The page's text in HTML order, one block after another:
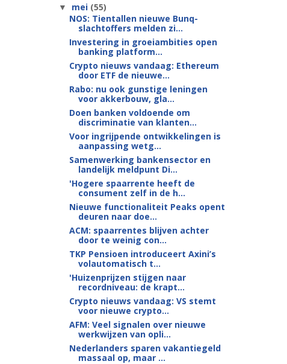
▼ mei (55)
NOS: Tientallen nieuwe Bunq-
slachtoffers melden zi...
Investering in groeiambities open
banking platform...
Crypto nieuws vandaag: Ethereum
door ETF de nieuwe...
Rabo: nu ook gunstige leningen
voor akkerbouw, gla...
Doen banken voldoende om
discriminatie van klanten...
Voor ingrijpende ontwikkelingen is
aanpassing wetg...
Samenwerking bankensector en
landelijk meldpunt Di...
'Hogere spaarrente heeft de
consument zelf in de h...
Nieuwe functionaliteit Peaks opent
deuren naar doe...
ACM: spaarrentes blijven achter
door te weinig con...
TKP Pensioen introduceert Axini’s
volautomatisch t...
'Huizenprijzen stijgen naar
recordniveau: de krapt...
Crypto nieuws vandaag: VS stemt
voor nieuwe crypto...
AFM: Veel signalen over nieuwe
werkwijzen van opli...
Nederlanders sparen vakantiegeld
massaal op, maar ...